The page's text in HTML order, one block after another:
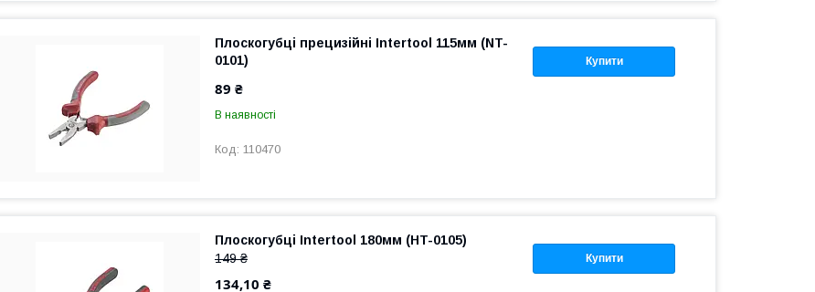
Купити
Плоскогубці прецизійні Intertool 115мм (NT-
0101)
89 ₴
В наявності
110470
Купити
Плоскогубці Intertool 180мм (HT-0105)
149 ₴
134,10 ₴